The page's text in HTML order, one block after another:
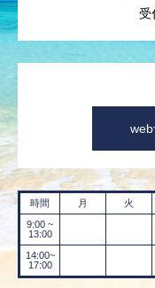
web
受
時間 月 火
9:00 ~
13:00
14:00~
17:00